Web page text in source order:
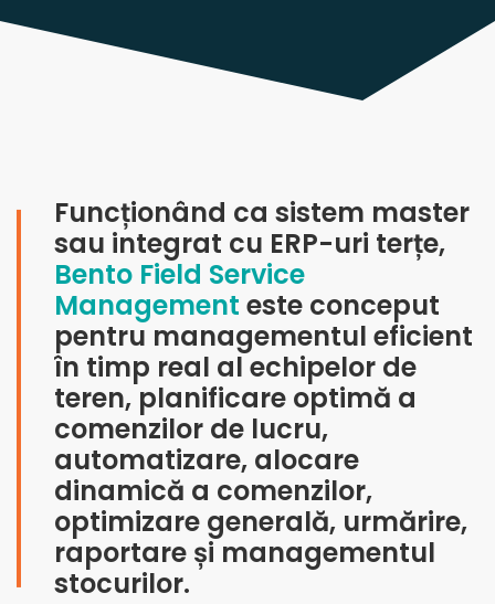
Funcționând ca sistem master
sau integrat cu ERP-uri terțe,
Bento Field Service
Management este conceput
pentru managementul eficient
în timp real al echipelor de
teren, planificare optimă a
comenzilor de lucru,
automatizare, alocare
dinamică a comenzilor,
optimizare generală, urmărire,
raportare și managementul
stocurilor.